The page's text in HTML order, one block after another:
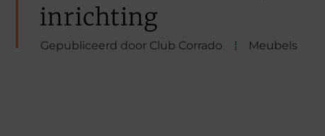
inrichting
Gepubliceerd door Club Corrado Meubels